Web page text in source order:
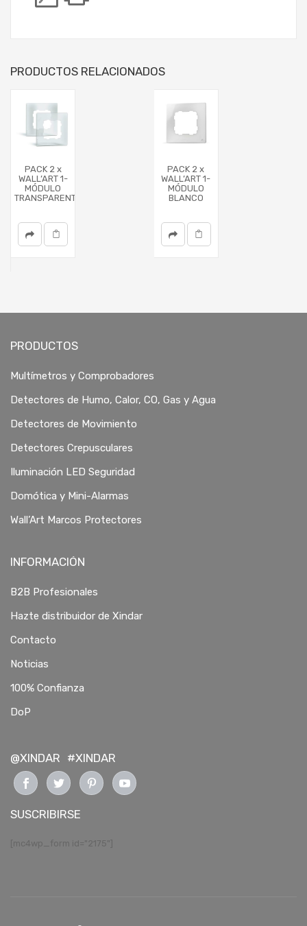
PRODUCTOS RELACIONADOS
PACK 2 x
WALL’ART 1-
MÓDULO
TRANSPARENTE
PACK 2 x
WALL’ART 1-
MÓDULO
BLANCO
PRODUCTOS
Multímetros y Comprobadores
Detectores de Humo, Calor, CO, Gas y Agua
Detectores de Movimiento
Detectores Crepusculares
Iluminación LED Seguridad
Domótica y Mini-Alarmas
Wall’Art Marcos Protectores
INFORMACIÓN
B2B Profesionales
Hazte distribuidor de Xindar
Contacto
Noticias
100% Confianza
DoP
@XINDAR #XINDAR
SUSCRIBIRSE
[mc4wp_form id="2175"]